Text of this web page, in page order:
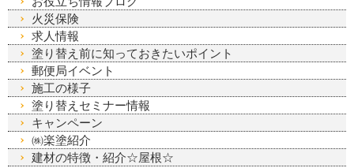
火災保険
求人情報
塗り替え前に知っておきたいポイント
郵便局イベント
施工の様子
塗り替えセミナー情報
キャンペーン
㈱楽塗紹介
建材の特徴・紹介☆屋根☆